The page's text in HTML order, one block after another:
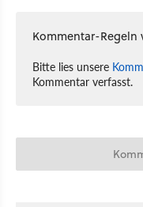
Kommentar-Regeln
Bitte lies unsere
Kommentar verfasst.